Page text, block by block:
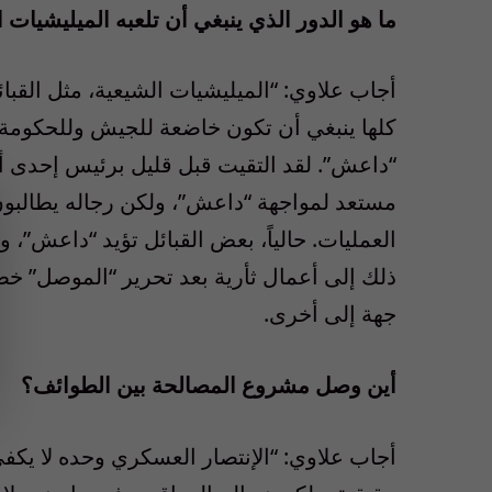
ما هو الدور الذي ينبغي أن تلعبه
أجاب علاوي: “الميليشيات الشيعية، مثل
كلها ينبغي أن تكون خاضعة للجيش
“داعش”. لقد التقيت قبل قليل برئيس إحدى
مستعد لمواجهة “داعش”، ولكن رجاله
العمليات. حالياً، بعض القبائل تؤيد
ذلك إلى أعمال ثأرية بعد تحرير “الموصل”
جهة إلى أخرى.
أين وصل مشروع المصالحة بين الطوائف؟
أجاب علاوي: “الإنتصار العسكري وحده لا